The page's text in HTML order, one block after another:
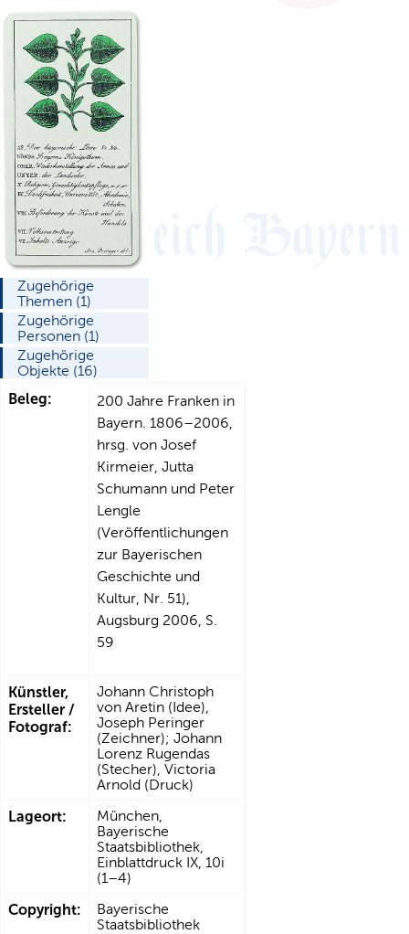
Zugehörige
Themen (1)
Zugehörige
Personen (1)
Zugehörige
Objekte (16)
Beleg:
200 Jahre Franken in
Bayern. 1806–2006,
hrsg. von Josef
Kirmeier, Jutta
Schumann und Peter
Lengle
(Veröffentlichungen
zur Bayerischen
Geschichte und
Kultur, Nr. 51),
Augsburg 2006, S.
59
Künstler,
Ersteller /
Fotograf:
Johann Christoph
von Aretin (Idee),
Joseph Peringer
(Zeichner); Johann
Lorenz Rugendas
(Stecher), Victoria
Arnold (Druck)
Lageort:
München,
Bayerische
Staatsbibliothek,
Einblattdruck IX, 10i
(1–4)
Copyright:
Bayerische
Staatsbibliothek